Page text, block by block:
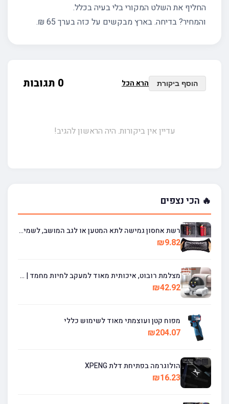
🔥 הכי נצפים
רשת אחסון גמישה לתא המטען או לגב המושב, לשמירה על סדר וארגון ברכב.
₪9.82
מצלמת רובוט, איכותית מאוד למעקב לחיות מחמד | 360 °
₪42.92
מפוח קטן ועוצמתי מאוד לשימוש כללי
₪204.07
הולוגרמה בפתיחת דלת XPENG
₪16.23
החליף את השלט המקורי בלי בעיה בכלל.
והמחיר? בדיחה. בארץ מבקשים על כזה בערך 65 ₪.
הוסף ביקורת הרא הכל 0 תגובות
עדיין אין ביקורות. היה הראשון להגיב!